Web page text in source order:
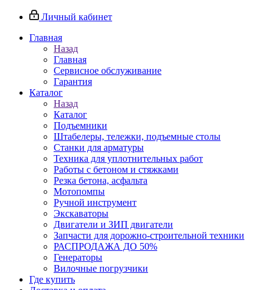
Личный кабинет
Главная
Назад
Главная
Сервисное обслуживание
Гарантия
Каталог
Назад
Каталог
Подъемники
Штабелеры, тележки, подъемные столы
Станки для арматуры
Техника для уплотнительных работ
Работы с бетоном и стяжками
Резка бетона, асфальта
Мотопомпы
Ручной инструмент
Экскаваторы
Двигатели и ЗИП двигатели
Запчасти для дорожно-строительной техники
РАСПРОДАЖА ДО 50%
Генераторы
Вилочные погрузчики
Где купить